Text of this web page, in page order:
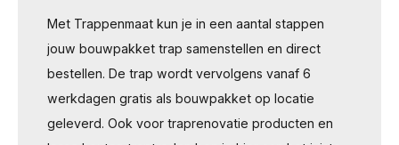
Met Trappenmaat kun je in een aantal stappen
jouw bouwpakket trap samenstellen en direct
bestellen. De trap wordt vervolgens vanaf 6
werkdagen gratis als bouwpakket op locatie
geleverd. Ook voor traprenovatie producten en